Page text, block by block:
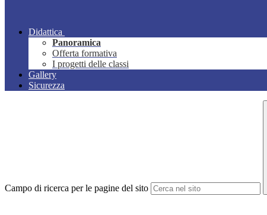
Didattica
Panoramica
Offerta formativa
I progetti delle classi
Gallery
Sicurezza
Campo di ricerca per le pagine del sito